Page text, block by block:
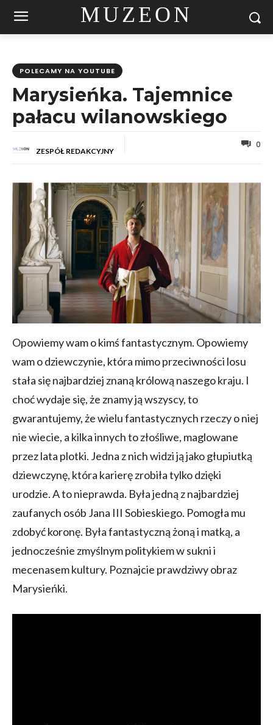
MUZEON
POLECAMY NA YOUTUBE
Marysieńka. Tajemnice
pałacu wilanowskiego
ZESPÓŁ REDAKCYJNY
0
Opowiemy wam o kimś fantastycznym. Opowiemy
wam o dziewczynie, która mimo przeciwności losu
stała się najbardziej znaną królową naszego kraju. I
choć wydaje się, że znamy ją wszyscy, to
gwarantujemy, że wielu fantastycznych rzeczy o niej
nie wiecie, a kilka innych to złośliwe, maglowane
przez lata plotki. Jedna z nich widzi ją jako głupiutką
dziewczynę, która karierę zrobiła tylko dzięki
urodzie. A to nieprawda. Była jedną z najbardziej
zaufanych osób Jana III Sobieskiego. Pomogła mu
zdobyć koronę. Była fantastyczną żoną i matką, a
jednocześnie zmyślnym politykiem w sukni i
mecenasem kultury. Poznajcie prawdziwy obraz
Marysieńki.